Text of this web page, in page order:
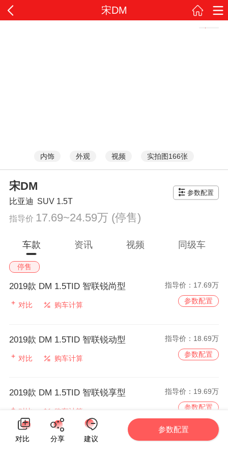
宋DM
内饰 外观 视频 实拍图166张
宋DM
比亚迪 SUV 1.5T
参数配置
指导价 17.69~24.59万 (停售)
车款 资讯 视频 同级车
停售
2019款 DM 1.5TID 智联锐尚型 指导价： 17.69万
对比 购车计算 参数配置
2019款 DM 1.5TID 智联锐动型 指导价： 18.69万
对比 购车计算 参数配置
2019款 DM 1.5TID 智联锐享型 指导价： 19.69万
对比 购车计算 参数配置
对比 分享 建议
参数配置